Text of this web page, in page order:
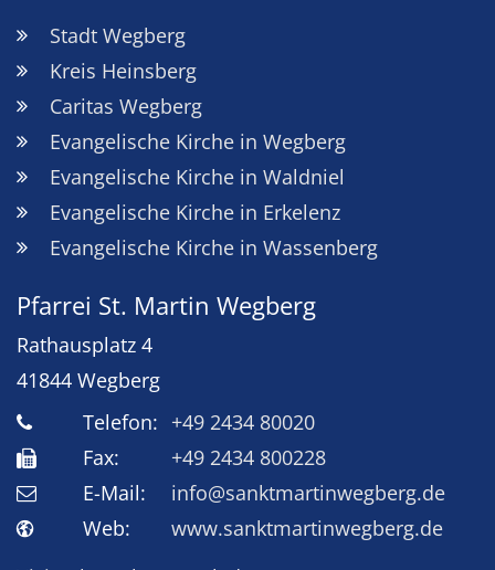
Stadt Wegberg
Kreis Heinsberg
Caritas Wegberg
Evangelische Kirche in Wegberg
Evangelische Kirche in Waldniel
Evangelische Kirche in Erkelenz
Evangelische Kirche in Wassenberg
Pfarrei St. Martin Wegberg
Rathausplatz 4
41844 Wegberg
Telefon: +49 2434 80020
Fax:
+49 2434 800228
E-Mail:
info@sanktmartinwegberg.de
Web:
www.sanktmartinwegberg.de